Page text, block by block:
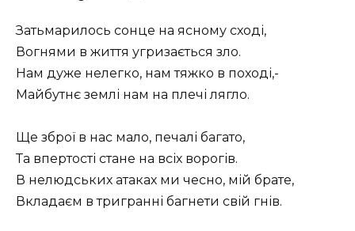
Затьмарилось сонце на ясному сході,
Вогнями в життя угризається зло.
Нам дуже нелегко, нам тяжко в поході,-
Майбутнє землі нам на плечі лягло.
Ще зброї в нас мало, печалі багато,
Та впертості стане на всіх ворогів.
В нелюдських атаках ми чесно, мій брате,
Вкладаєм в тригранні багнети свій гнів.